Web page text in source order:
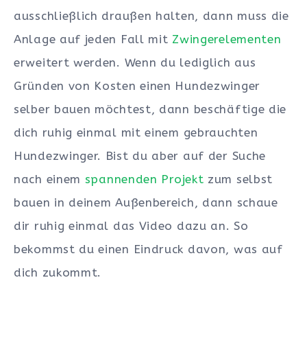
ausschließlich draußen halten, dann muss die
Anlage auf jeden Fall mit Zwingerelementen
erweitert werden. Wenn du lediglich aus
Gründen von Kosten einen Hundezwinger
selber bauen möchtest, dann beschäftige die
dich ruhig einmal mit einem gebrauchten
Hundezwinger. Bist du aber auf der Suche
nach einem spannenden Projekt zum selbst
bauen in deinem Außenbereich, dann schaue
dir ruhig einmal das Video dazu an. So
bekommst du einen Eindruck davon, was auf
dich zukommt.